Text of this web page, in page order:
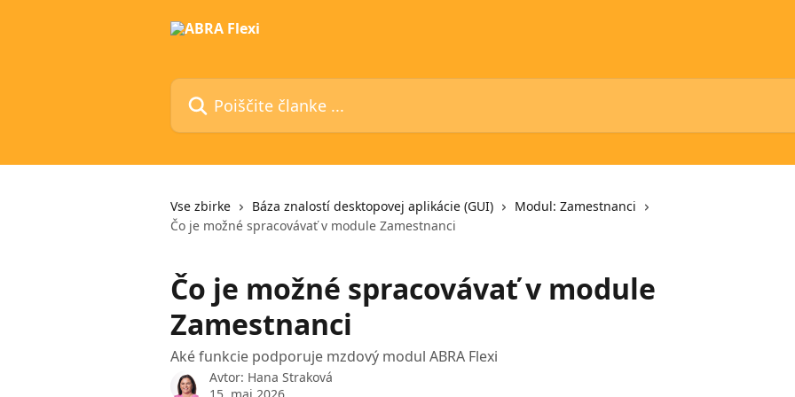
Poiščite članke ...
Vse zbirke Báza znalostí desktopovej aplikácie (GUI)
Modul: Zamestnanci
Čo je možné spracovávať v module Zamestnanci
Čo je možné spracovávať v module
Zamestnanci
Aké funkcie podporuje mzdový modul ABRA Flexi
Avtor: Hana Straková